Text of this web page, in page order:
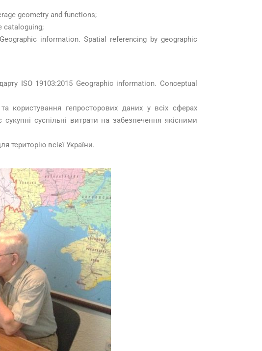
geometry and functions;
cataloguing;
information. Spatial referencing by geographic
ISO 19103:2015 Geographic information. Conceptual
користування гепросторових даних у всіх сферах
суспільні витрати на забезпечення якісними
територію всієї України.